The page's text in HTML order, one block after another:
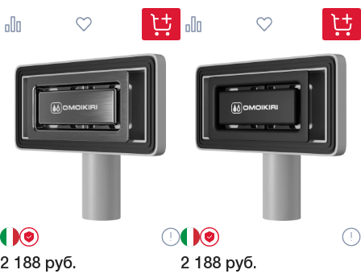
2 188 руб. 2 188 руб.